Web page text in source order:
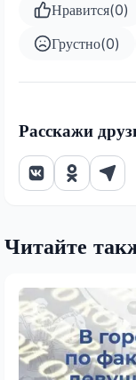
Нравится(0)
Грустно(0)
Расскажи
Читайте